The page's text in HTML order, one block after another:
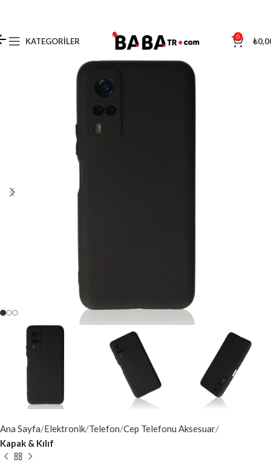
KATEGORILER 0 ₺
Ana Sayfa Elektronik Telefon Cep Telefonu Aksesuar
Kapak & Kılıf